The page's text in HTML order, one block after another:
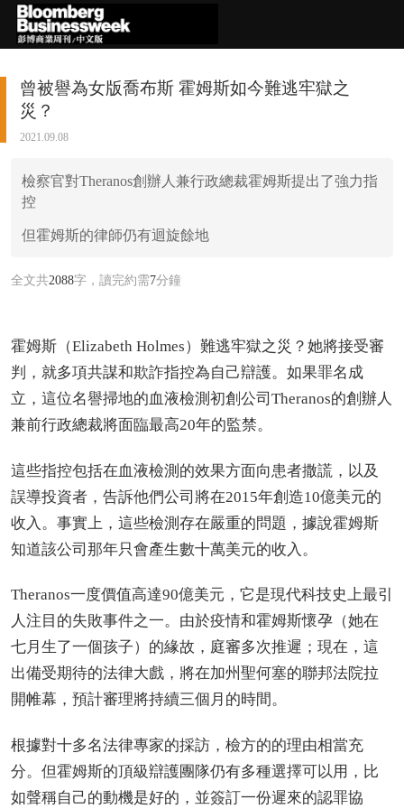
曾被譽為女版喬布斯 霍姆斯如今難逃牢獄之
災？
2021.09.08
檢察官對Theranos創辦人兼行政總裁霍姆斯提出了強力指
控
但霍姆斯的律師仍有迴旋餘地
全文共2088字，讀完約需7分鐘
霍姆斯（Elizabeth Holmes）難逃牢獄之災？她將接受審
判，就多項共謀和欺詐指控為自己辯護。如果罪名成
立，這位名譽掃地的血液檢測初創公司Theranos的創辦人
兼前行政總裁將面臨最高20年的監禁。
這些指控包括在血液檢測的效果方面向患者撒謊，以及
誤導投資者，告訴他們公司將在2015年創造10億美元的
收入。事實上，這些檢測存在嚴重的問題，據說霍姆斯
知道該公司那年只會產生數十萬美元的收入。
Theranos一度價值高達90億美元，它是現代科技史上最引
人注目的失敗事件之一。由於疫情和霍姆斯懷孕（她在
七月生了一個孩子）的緣故，庭審多次推遲；現在，這
出備受期待的法律大戲，將在加州聖何塞的聯邦法院拉
開帷幕，預計審理將持續三個月的時間。
根據對十多名法律專家的採訪，檢方的的理由相當充
分。但霍姆斯的頂級辯護團隊仍有多種選擇可以用，比
如聲稱自己的動機是好的，並簽訂一份遲來的認罪協